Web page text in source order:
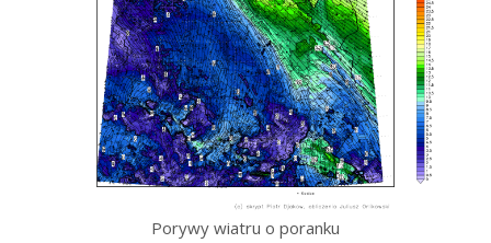
Porywy wiatru o poranku